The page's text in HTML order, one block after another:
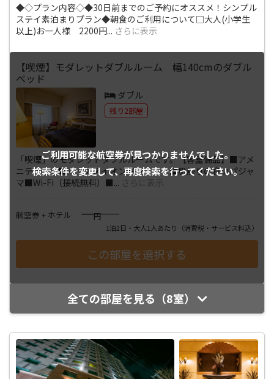
◆◇プラン内容◇◆30日前までのご予約にオススメ！シンプル
ステイ素泊まりプラン◆朝食のご利用について□大人(小学生
以上)お一人様 2200円... さらに表示
ご利用可能な航空券が見つかりませんでした。
検索条件を変更して、再度検索を行ってください。
【喫煙】モダレットダブルルーム 幅140cmのダブル
ベッド
ダブル
残り2部屋
「喫煙」のモダレットダブルルームです。【客室備品】■アメ
ニティ一式■マイナスイオンドライヤー■肌触りの良いパジャ
マ■Wi-Fi（接続無料）■... さらに表示
航空券 + ホテル ――――円
1泊2日・大人1人あたり （消費税・サービス料込）
全ての部屋を見る（8室）